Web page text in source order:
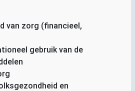
van zorg (financieel,
gebruik van de
en